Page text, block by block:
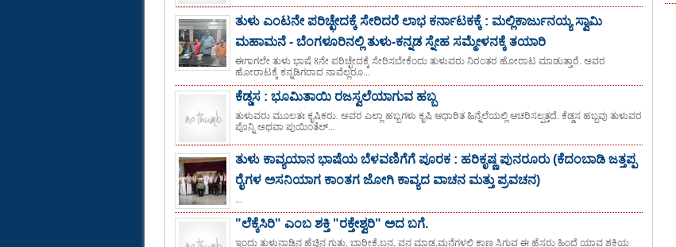
ತುಳು ಎಂಟನೇ ಪರಿಚ್ಛೇದಕ್ಕೆ ಸೇರಿದರೆ ಲಾಭ ಕರ್ನಾಟಕಕ್ಕೆ : ಮಲ್ಲಿಕಾರ್ಜುನಯ್ಯ ಸ್ವಾಮಿ
ಮಹಾಮನೆ - ಬೆಂಗಳೂರಿನಲ್ಲಿ ತುಳು-ಕನ್ನಡ ಸ್ನೇಹ ಸಮ್ಮೇಳನಕ್ಕೆ ತಯಾರಿ
ಈಗಾಗಲೇ ತುಳು ಭಾಷೆ 8ನೇ ಪರಿಚ್ಛೇದಕ್ಕೆ ಸೇರಿಸಬೇಕೆಂದು ತುಳುವರು ನಿರಂತರ ಹೋರಾಟ ಮಾಡುತ್ತಾರೆ. ಅವರ
ಹೋರಾಟಕ್ಕೆ ಕನ್ನಡಿಗರಾದ ನಾವೆಲ್ಲರೂ...
ಕೆಡ್ಡಸ : ಭೂಮಿತಾಯಿ ರಜಸ್ವಲೆಯಾಗುವ ಹಬ್ಬ
ತುಳುವರು ಮೂಲತಃ ಕೃಷಿಕರು. ಅವರ ಎಲ್ಲಾ ಹಬ್ಬಗಳು ಕೃಷಿ ಆಧಾರಿತ ಹಿನ್ನೆಲೆಯಲ್ಲಿ ಆಚರಿಸಲ್ಪತ್ತದೆ. ಕೆಡ್ಡಸ ಹಬ್ಬವು ತುಳುವರ
ಪೊನ್ನಿ ಅಥವಾ ಪುಯಿಂತೆಲ್...
ತುಳು ಕಾವ್ಯಯಾನ ಭಾಷೆಯ ಬೆಳವಣಿಗೆಗೆ ಪೂರಕ : ಹರಿಕೃಷ್ಣ ಪುನರೂರು (ಕೆದಂಬಾಡಿ ಜತ್ತಪ್ಪ
ರೈಗಳ ಅಸನಿಯಾಗ ಕಾಂತಗ ಜೋಗಿ ಕಾವ್ಯದ ವಾಚನ ಮತ್ತು ಪ್ರವಚನ)
...
"ಲೆಕ್ಕೆಸಿರಿ" ಎಂಬ ಶಕ್ತಿ "ರಕ್ತೇಶ್ವರಿ" ಅದ ಬಗೆ.
ಇಂದು ತುಳುನಾಡಿನ ಹೆಚ್ಚಿನ ಗುತ್ತು, ಬಾರೀಕೆ,ಬನ, ವನ ಮಾಡ,ಮನೆಗಳಲ್ಲಿ ಕಾಣ ಸಿಗುವ ಈ ಹೆಸರು ಹಿಂದೆ ಯಾವ ಶಕ್ತಿಯ